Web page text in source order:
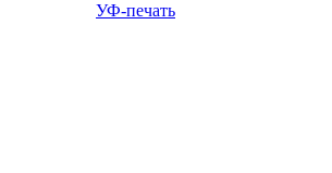
УФ-печать